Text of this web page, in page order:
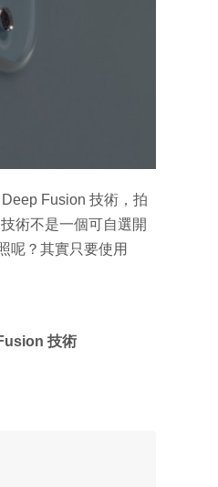
Fusion 技術，拍
術不是一個可自選開
呢？其實只要使用
技術